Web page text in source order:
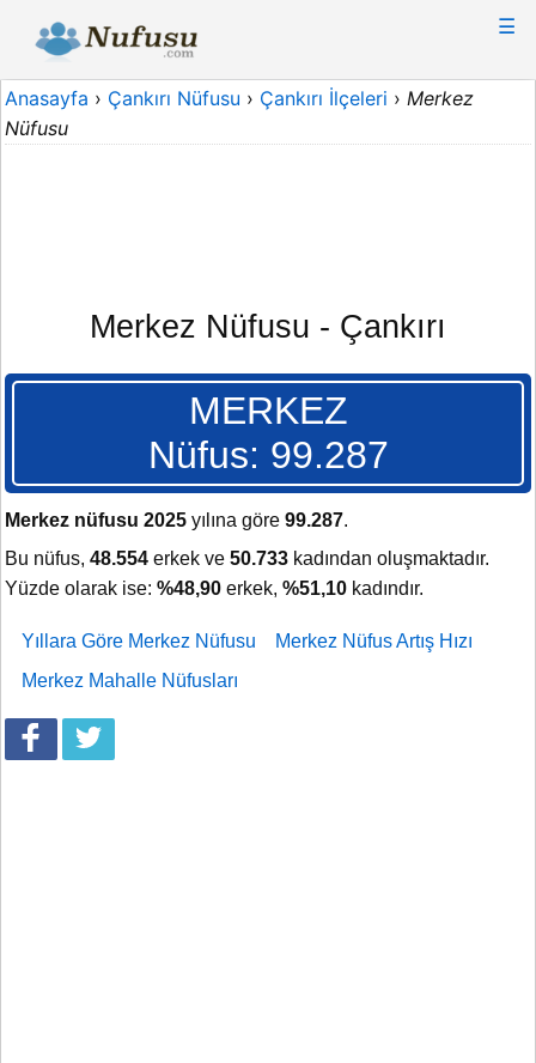
☰
Anasayfa › Çankırı Nüfusu › Çankırı İlçeleri › Merkez
Nüfusu
Merkez Nüfusu - Çankırı
MERKEZ
Nüfus: 99.287
Merkez nüfusu 2025 yılına göre 99.287.
Bu nüfus, 48.554 erkek ve 50.733 kadından oluşmaktadır.
Yüzde olarak ise: %48,90 erkek, %51,10 kadındır.
Yıllara Göre Merkez Nüfusu
Merkez Nüfus Artış Hızı
Merkez Mahalle Nüfusları